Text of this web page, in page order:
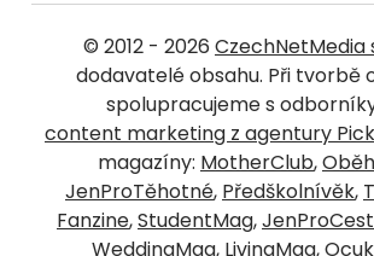
© 2012 - 2026 CzechNetMedia
dodavatelé obsahu. Při tvorbě
spolupracujeme s
content marketing z agentury
magazíny: MotherClub,
JenProTěhotné, Předškolnívěk,
Fanzine,StudentMag,
WeddingMag, LivingMag,